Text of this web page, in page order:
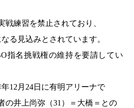
戦練習を禁止されており、
る見込みとされています。
指名挑戦権の維持を要請してい
12月24日に有明アリーナで
の井上尚弥（31）＝大橋＝との